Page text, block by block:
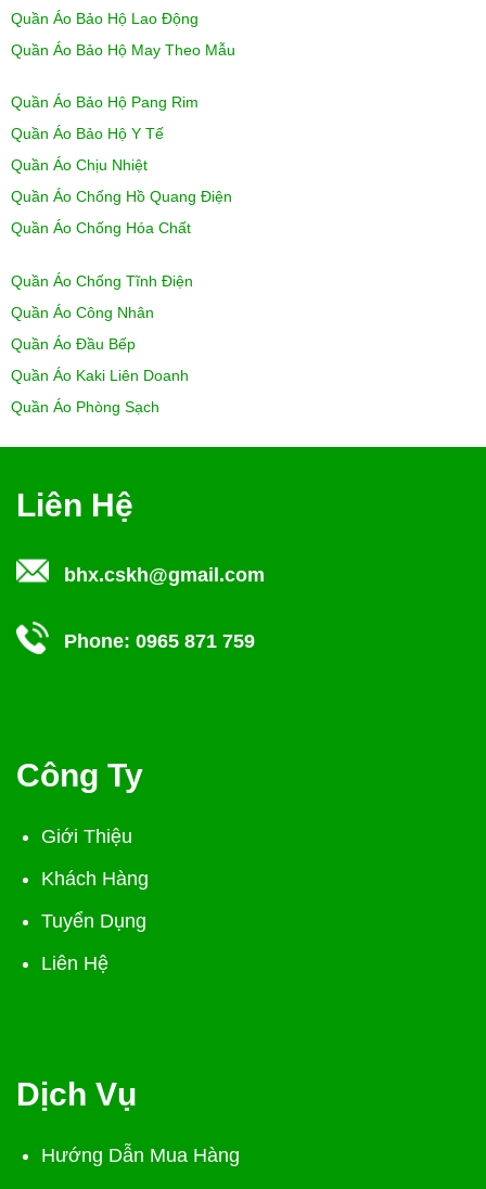
Quần Áo Bảo Hộ Lao Động
Quần Áo Bảo Hộ May Theo Mẫu
Quần Áo Bảo Hộ Pang Rim
Quần Áo Bảo Hộ Y Tế
Quần Áo Chịu Nhiệt
Quần Áo Chống Hồ Quang Điện
Quần Áo Chống Hóa Chất
Quần Áo Chống Tĩnh Điện
Quần Áo Công Nhân
Quần Áo Đầu Bếp
Quần Áo Kaki Liên Doanh
Quần Áo Phòng Sạch
Liên Hệ
bhx.cskh@gmail.com
Phone: 0965 871 759
Công Ty
Giới Thiệu
Khách Hàng
Tuyển Dụng
Liên Hệ
Dịch Vụ
Hướng Dẫn Mua Hàng